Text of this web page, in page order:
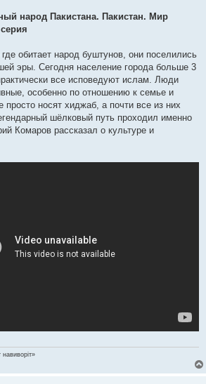
народ Пакистана. Пакистан. Мир
обитает народ буштунов, они поселились
эры. Сегодня население города больше 3
все исповедуют ислам. Люди
особенно по отношению к семье и
носят хиджаб, а почти все из них
шёлковый путь проходил именно
Комаров рассказал о культуре и
навиворіт»